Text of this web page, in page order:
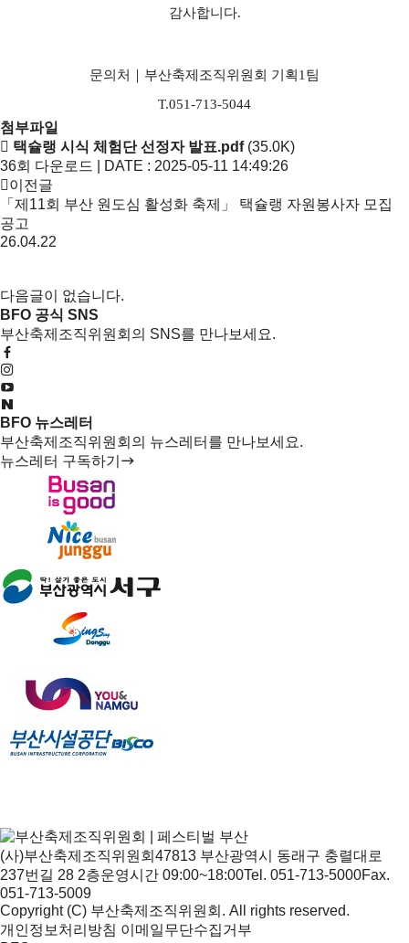
감사합니다.
문의처｜부산축제조직위원회 기획1팀
T.051-713-5044
첨부파일
택슐랭 시식 체험단 선정자 발표.pdf(35.0K)
36회 다운로드 | DATE : 2025-05-11 14:49:26
이전글
「제11회 부산 원도심 활성화 축제」 택슐랭 자원봉사자 모집
공고
26.04.22
다음글이 없습니다.
BFO 공식 SNS
부산축제조직위원회의 SNS를 만나보세요.
BFO 뉴스레터
부산축제조직위원회의 뉴스레터를 만나보세요.
뉴스레터 구독하기
(사)부산축제조직위원회 47813 부산광역시 동래구 충렬대로
237번길 28 2층운영시간 09:00~18:00Tel. 051-713-5000Fax.
051-713-5009
Copyright (C) 부산축제조직위원회. All rights reserved.
개인정보처리방침 이메일무단수집거부